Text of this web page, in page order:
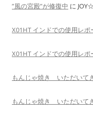
”風の宮殿”が修復中 に
X01HT インドでの使用レポ
X01HT インドでの使用レポ
もんじゃ焼き いただいて
もんじゃ焼き いただいて